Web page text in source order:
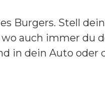
Burgers. Stell
auch immer du
in dein Auto oder